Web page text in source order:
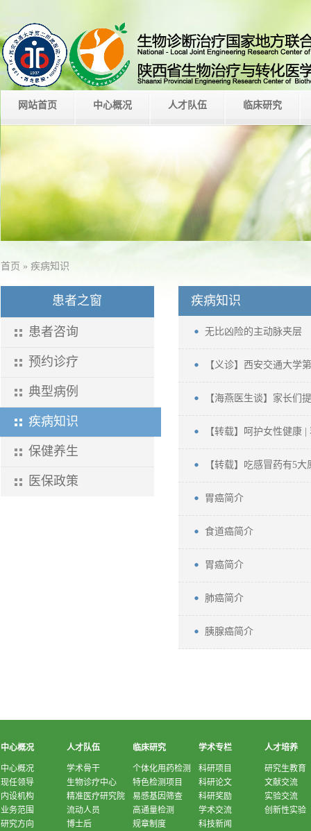
网站首页 中心概况 人才队伍 临床研究
首页 » 疾病知识
患者之窗
患者咨询
预约诊疗
典型病例
疾病知识
保健养生
医保政策
疾病知识
无比凶险的主动脉夹层
【义诊】西安交通大学
【海燕医生谈】家长们
【转载】呵护女性健康
【转载】吃感冒药有5
胃癌简介
食道癌简介
胃癌简介
肺癌简介
胰腺癌简介
中心概况
中心概况
现任领导
内设机构
业务范围
研究方向
人才队伍
学术骨干
生物诊疗中心
精准医疗研究院
流动人员
博士后
临床研究
个体化用药检测
特色检测项目
易感基因筛查
高通量检测
规章制度
学术专栏
科研项目
科研论文
科研奖励
学术交流
科技新闻
人才培养
研究生教育
文献交流
实验交流
创新性实验